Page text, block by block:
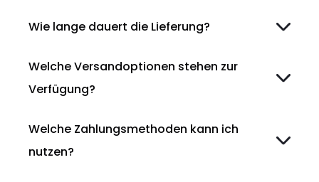
Wie lange dauert die Lieferung?
Welche Versandoptionen stehen zur
Verfügung?
Welche Zahlungsmethoden kann ich
nutzen?